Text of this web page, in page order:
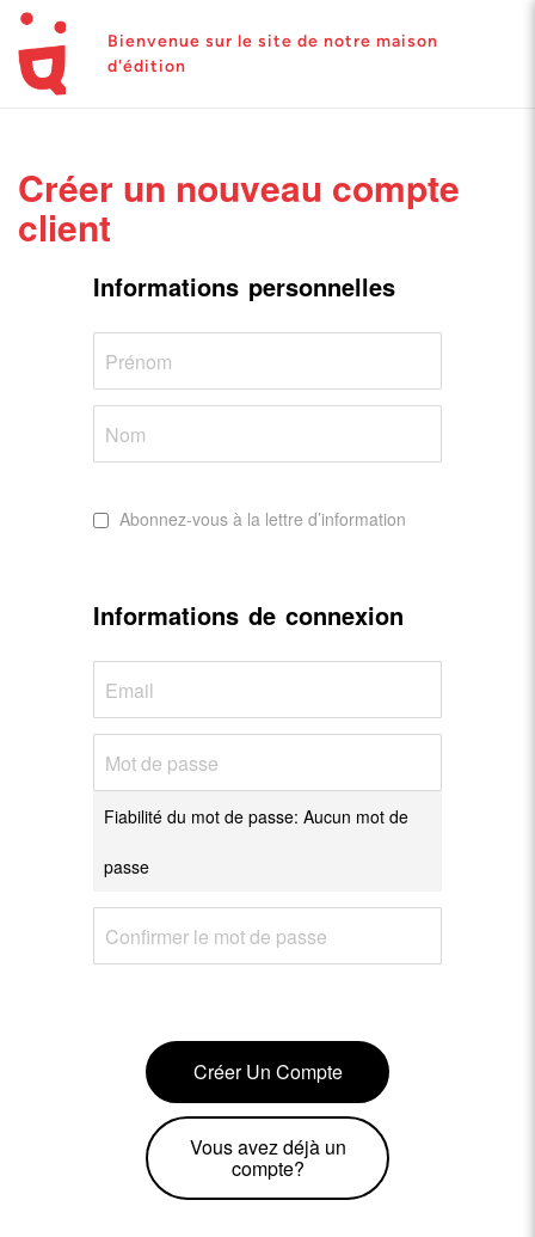
Bienvenue sur le site de notre maison
d'édition
Créer un nouveau compte
client
Informations personnelles
Nom
Abonnez-vous à la lettre d’information
Informations de connexion
Fiabilité du mot de passe: Aucun mot de
passe
Créer Un Compte
Vous avez déjà un
compte?